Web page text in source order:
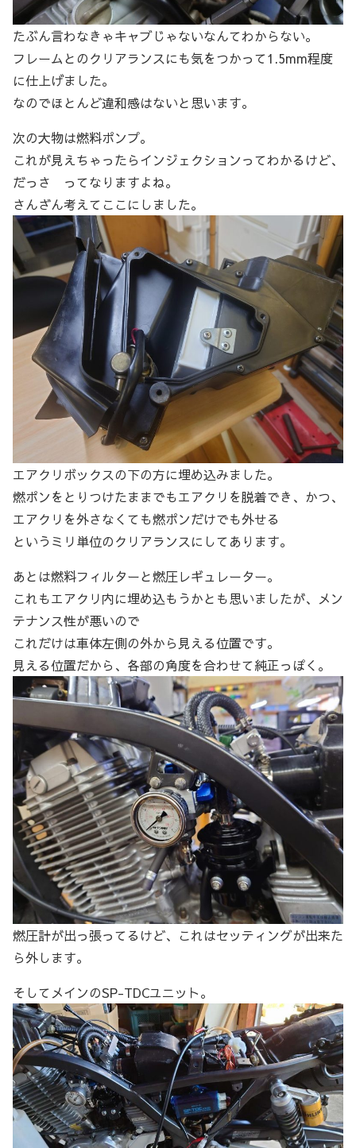
たぶん言わなきゃキャブじゃないなんてわからない。
フレームとのクリアランスにも気をつかって1.5mm程度
に仕上げました。
なのでほとんど違和感はないと思います。
次の大物は燃料ポンプ。
これが見えちゃったらインジェクションってわかるけど、
だっさ ってなりますよね。
さんざん考えてここにしました。
エアクリボックスの下の方に埋め込みました。
燃ポンをとりつけたままでもエアクリを脱着でき、かつ、
エアクリを外さなくても燃ポンだけでも外せる
というミリ単位のクリアランスにしてあります。
あとは燃料フィルターと燃圧レギュレーター。
これもエアクリ内に埋め込もうかとも思いましたが、メン
テナンス性が悪いので
これだけは車体左側の外から見える位置です。
見える位置だから、各部の角度を合わせて純正っぽく。
燃圧計が出っ張ってるけど、これはセッティングが出来た
ら外します。
そしてメインのSP-TDCユニット。